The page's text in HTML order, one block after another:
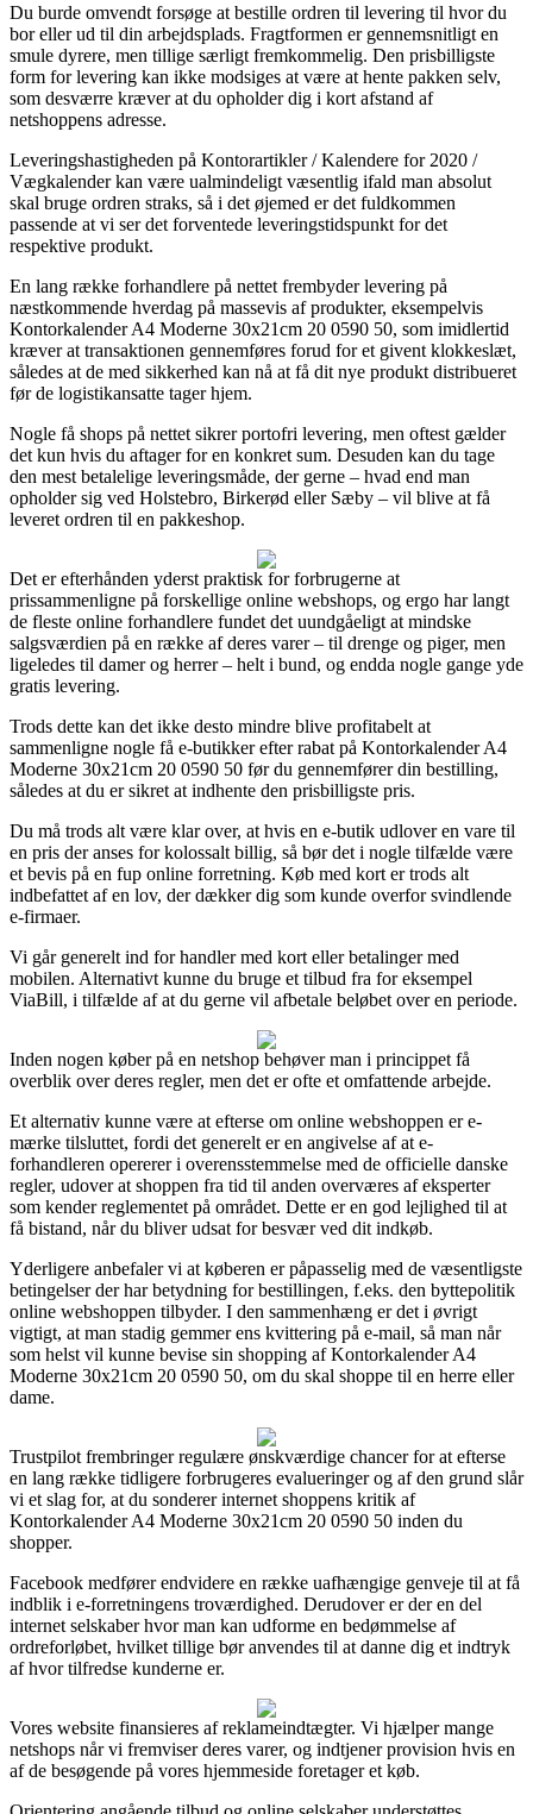
Du burde omvendt forsøge at bestille ordren til levering til hvor du
bor eller ud til din arbejdsplads. Fragtformen er gennemsnitligt en
smule dyrere, men tillige særligt fremkommelig. Den prisbilligste
form for levering kan ikke modsiges at være at hente pakken selv,
som desværre kræver at du opholder dig i kort afstand af
netshoppens adresse.
Leveringshastigheden på Kontorartikler / Kalendere for 2020 /
Vægkalender kan være ualmindeligt væsentlig ifald man absolut
skal bruge ordren straks, så i det øjemed er det fuldkommen
passende at vi ser det forventede leveringstidspunkt for det
respektive produkt.
En lang række forhandlere på nettet frembyder levering på
næstkommende hverdag på massevis af produkter, eksempelvis
Kontorkalender A4 Moderne 30x21cm 20 0590 50, som imidlertid
kræver at transaktionen gennemføres forud for et givent klokkeslæt,
således at de med sikkerhed kan nå at få dit nye produkt distribueret
før de logistikansatte tager hjem.
Nogle få shops på nettet sikrer portofri levering, men oftest gælder
det kun hvis du aftager for en konkret sum. Desuden kan du tage
den mest betalelige leveringsmåde, der gerne – hvad end man
opholder sig ved Holstebro, Birkerød eller Sæby – vil blive at få
leveret ordren til en pakkeshop.
Det er efterhånden yderst praktisk for forbrugerne at
prissammenligne på forskellige online webshops, og ergo har langt
de fleste online forhandlere fundet det uundgåeligt at mindske
salgsværdien på en række af deres varer – til drenge og piger, men
ligeledes til damer og herrer – helt i bund, og endda nogle gange yde
gratis levering.
Trods dette kan det ikke desto mindre blive profitabelt at
sammenligne nogle få e-butikker efter rabat på Kontorkalender A4
Moderne 30x21cm 20 0590 50 før du gennemfører din bestilling,
således at du er sikret at indhente den prisbilligste pris.
Du må trods alt være klar over, at hvis en e-butik udlover en vare til
en pris der anses for kolossalt billig, så bør det i nogle tilfælde være
et bevis på en fup online forretning. Køb med kort er trods alt
indbefattet af en lov, der dækker dig som kunde overfor svindlende
e-firmaer.
Vi går generelt ind for handler med kort eller betalinger med
mobilen. Alternativt kunne du bruge et tilbud fra for eksempel
ViaBill, i tilfælde af at du gerne vil afbetale beløbet over en periode.
Inden nogen køber på en netshop behøver man i princippet få
overblik over deres regler, men det er ofte et omfattende arbejde.
Et alternativ kunne være at efterse om online webshoppen er e-
mærke tilsluttet, fordi det generelt er en angivelse af at e-
forhandleren opererer i overensstemmelse med de officielle danske
regler, udover at shoppen fra tid til anden overværes af eksperter
som kender reglementet på området. Dette er en god lejlighed til at
få bistand, når du bliver udsat for besvær ved dit indkøb.
Yderligere anbefaler vi at køberen er påpasselig med de væsentligste
betingelser der har betydning for bestillingen, f.eks. den byttepolitik
online webshoppen tilbyder. I den sammenhæng er det i øvrigt
vigtigt, at man stadig gemmer ens kvittering på e-mail, så man når
som helst vil kunne bevise sin shopping af Kontorkalender A4
Moderne 30x21cm 20 0590 50, om du skal shoppe til en herre eller
dame.
Trustpilot frembringer regulære ønskværdige chancer for at efterse
en lang række tidligere forbrugeres evalueringer og af den grund slår
vi et slag for, at du sonderer internet shoppens kritik af
Kontorkalender A4 Moderne 30x21cm 20 0590 50 inden du
shopper.
Facebook medfører endvidere en række uafhængige genveje til at få
indblik i e-forretningens troværdighed. Derudover er der en del
internet selskaber hvor man kan udforme en bedømmelse af
ordreforløbet, hvilket tillige bør anvendes til at danne dig et indtryk
af hvor tilfredse kunderne er.
Vores website finansieres af reklameindtægter. Vi hjælper mange
netshops når vi fremviser deres varer, og indtjener provision hvis en
af de besøgende på vores hjemmeside foretager et køb.